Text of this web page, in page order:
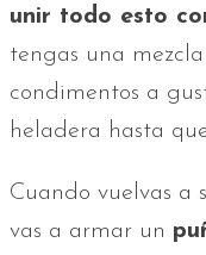
unir todo esto
tengas una
condimentos a
heladera hasta
Cuando vuelvas a
vas a armar un